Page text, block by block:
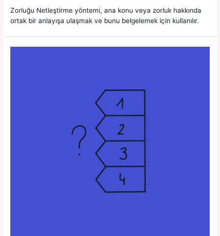
Zorluğu Netleştirme yöntemi, ana konu veya zorluk hakkında
ortak bir anlayışa ulaşmak ve bunu belgelemek için kullanılır.